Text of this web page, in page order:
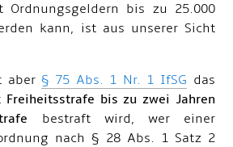
Ordnungsgeldern bis zu 25.000
kann, ist aus unserer Sicht
aber§ 75 Abs. 1 Nr. 1 IfSG das
Freiheitsstrafe bis zu zwei Jahren
bestraft wird, wer einer
nach § 28 Abs. 1 Satz 2